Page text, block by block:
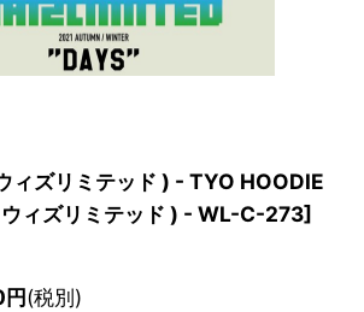
ィズリミテッド ) - TYO HOODIE
ィズリミテッド ) - WL-C-273]
円(税別)